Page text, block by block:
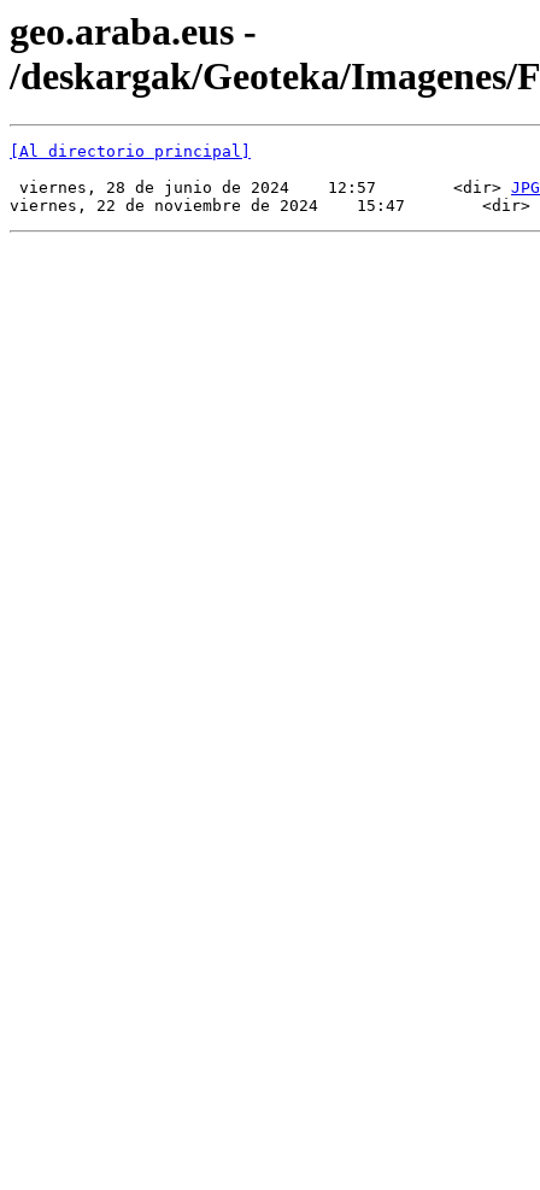
geo.araba.eus -
/deskargak/Geoteka/Imagenes/
[Al directorio principal]
viernes, 28 de junio de 2024    12:57        <dir> JPG
viernes, 22 de noviembre de 2024    15:47        <dir>